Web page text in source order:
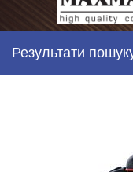
Результати